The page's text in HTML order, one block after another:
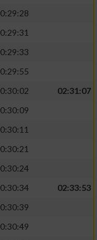
02:31:07
02:33:53